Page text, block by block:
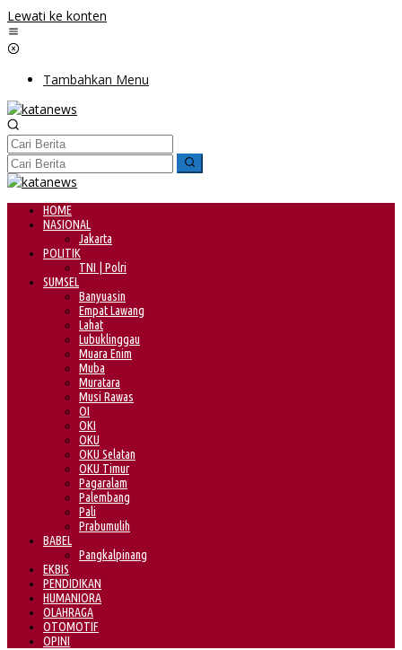
Lewati ke konten
Tambahkan Menu
HOME
NASIONAL
Jakarta
POLITIK
TNI | Polri
SUMSEL
Banyuasin
Empat Lawang
Lahat
Lubuklinggau
Muara Enim
Muba
Muratara
Musi Rawas
OI
OKI
OKU
OKU Selatan
OKU Timur
Pagaralam
Palembang
Pali
Prabumulih
BABEL
Pangkalpinang
EKBIS
PENDIDIKAN
HUMANIORA
OLAHRAGA
OTOMOTIF
OPINI